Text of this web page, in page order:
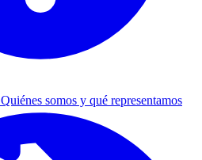
Quiénes somos y qué representamos